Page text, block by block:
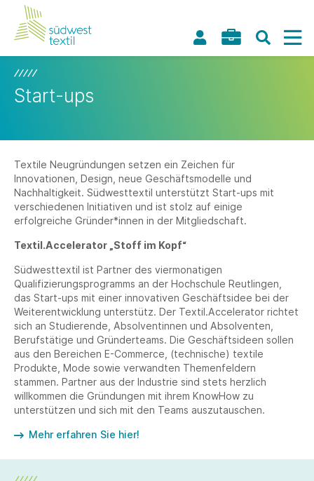
Start-ups
Textile Neugründungen setzen ein Zeichen für
Innovationen, Design, neue Geschäftsmodelle und
Nachhaltigkeit. Südwesttextil unterstützt Start-ups mit
verschiedenen Initiativen und ist stolz auf einige
erfolgreiche Gründer*innen in der Mitgliedschaft.
Textil.Accelerator „Stoff im Kopf“
Südwesttextil ist Partner des viermonatigen
Qualifizierungsprogramms an der Hochschule Reutlingen,
das Start-ups mit einer innovativen Geschäftsidee bei der
Weiterentwicklung unterstütz. Der Textil.Accelerator richtet
sich an Studierende, Absolventinnen und Absolventen,
Berufstätige und Gründerteams. Die Geschäftsideen sollen
aus den Bereichen E-Commerce, (technische) textile
Produkte, Mode sowie verwandten Themenfeldern
stammen. Partner aus der Industrie sind stets herzlich
willkommen die Gründungen mit ihrem KnowHow zu
unterstützen und sich mit den Teams auszutauschen.
Mehr erfahren Sie hier!